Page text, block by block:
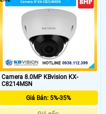
Camera 8.0MP KBvision KX-
C8214MSN
Giá Bán: 5%-35%